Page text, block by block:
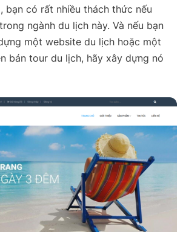
bạn có rất nhiều thách thức nếu
ngành du lịch này. Và nếu bạn
một website du lịch hoặc một
bán tour du lịch, hãy xây dựng nó